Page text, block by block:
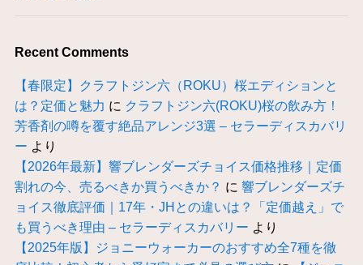
Recent Comments
【春限定】クラフトジン六（ROKU）桜エディションと
は？定価と魅力 に クラフトジン六(ROKU)桜の飲み方！
芳香剤の噂を覆す絶品アレンジ3選 – セラーディスカバリ
ー より
【2026年最新】響ブレンダーズチョイス価格推移｜定価
割れの今、売るべきか買うべきか？ に 響ブレンダーズチ
ョイス徹底評価｜17年・JHとの違いは？「定価越え」で
も買うべき理由 – セラーディスカバリー より
【2025年版】ジョニーウォーカーのおすすめ全7種を徹